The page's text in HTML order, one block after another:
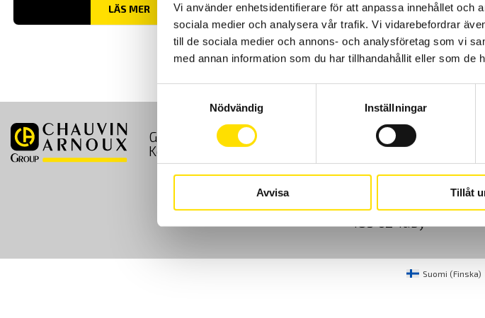
Vi använder enhetsidentifierare för att anpassa innehållet och
sociala medier och analysera vår trafik. Vi vidarebefordrar
till de sociala medier och annons- och analysföretag som vi
med annan information som du har tillhandahållit eller som de
Nödvändig
Inställningar
Avvisa Tillåt
LÄS MER
GDPR Köpvillkor Cookies
Kontakt
CA Mätsystem AB
183 62 Täby
Suomi (Finska)